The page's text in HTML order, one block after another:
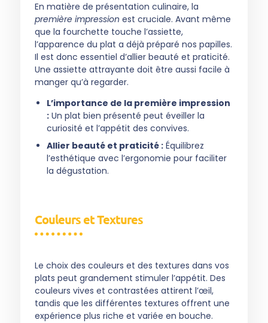
En matière de présentation culinaire, la
première impression est cruciale. Avant même
que la fourchette touche l’assiette,
l’apparence du plat a déjà préparé nos papilles.
Il est donc essentiel d’allier beauté et praticité.
Une assiette attrayante doit être aussi facile à
manger qu’à regarder.
L’importance de la première impression
: Un plat bien présenté peut éveiller la
curiosité et l’appétit des convives.
Allier beauté et praticité : Équilibrez
l’esthétique avec l’ergonomie pour faciliter
la dégustation.
Couleurs et Textures
Le choix des couleurs et des textures dans vos
plats peut grandement stimuler l’appétit. Des
couleurs vives et contrastées attirent l’œil,
tandis que les différentes textures offrent une
expérience plus riche et variée en bouche.